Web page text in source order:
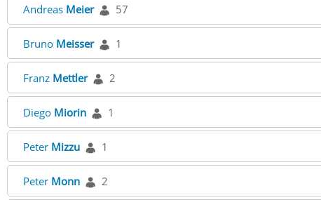
Andreas Meier 57
Bruno Meisser 1
Franz Mettler 2
Diego Miorin 1
Peter Mizzu 1
Peter Monn 2